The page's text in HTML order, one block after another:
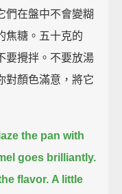
們在盤中不會變糊
焦糖。五十克的
要攪拌。不要放湯
對顏色滿意，將它
the pan with
goes brilliantly.
flavor. A little